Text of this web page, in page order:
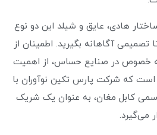
هادی، عایق و شیلد این دو نوع
تصمیمی آگاهانه بگیرید. اطمینان از
خصوص در صنایع حساس، از اهمیت
است که شرکت پارس تکین نوآوران با
کابل مغان، به عنوان یک شریک
می‌گیرد.